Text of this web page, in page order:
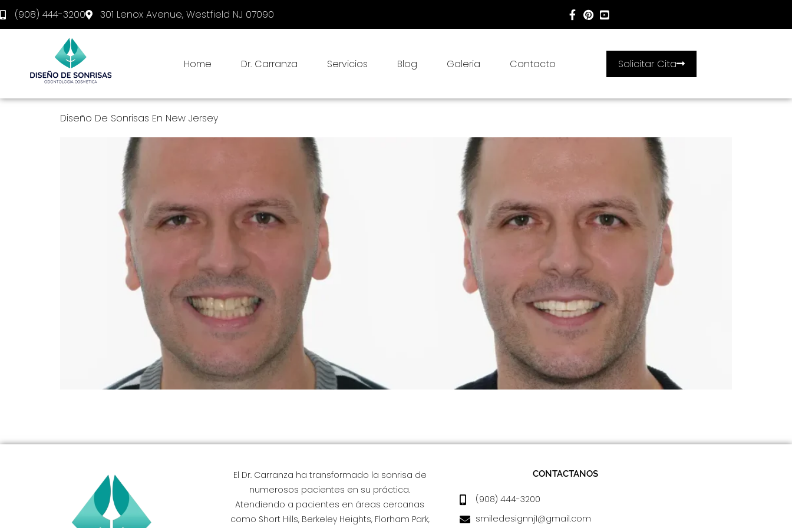
(908) 444-3200 301 Lenox Avenue, Westfield NJ 07090
Home Dr. Carranza Servicios Blog Galeria Contacto Solicitar Cita
Diseño De Sonrisas En New Jersey
El Dr. Carranza ha transformado la sonrisa de
numerosos pacientes en su práctica.
Atendiendo a pacientes en áreas cercanas
como Short Hills, Berkeley Heights, Florham Park,
CONTACTANOS
(908) 444-3200
smiledesignnj1@gmail.com